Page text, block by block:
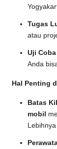
Tugas
atau
Uji
Anda
Hal Penting
Batas
mobil